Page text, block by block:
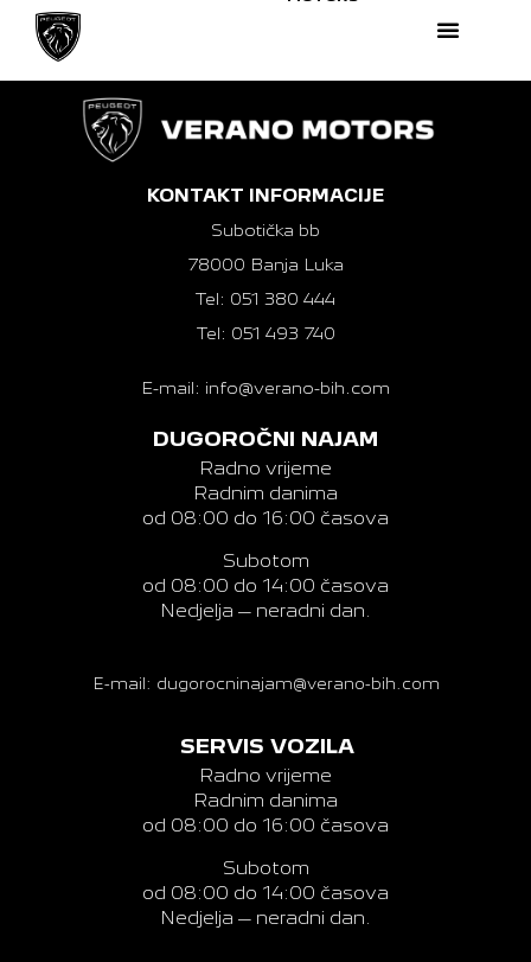
KONTAKT INFORMACIJE
Subotička bb
78000 Banja Luka
Tel: 051 380 444
Tel: 051 493 740
E-mail: info@verano-bih.com
DUGOROČNI NAJAM
Radno vrijeme
Radnim danima
od 08:00 do 16:00 časova
Subotom
od 08:00 do 14:00 časova
Nedjelja – neradni dan.
E-mail: dugorocninajam@verano-bih.com
SERVIS VOZILA
Radno vrijeme
Radnim danima
od 08:00 do 16:00 časova
Subotom
od 08:00 do 14:00 časova
Nedjelja – neradni dan.